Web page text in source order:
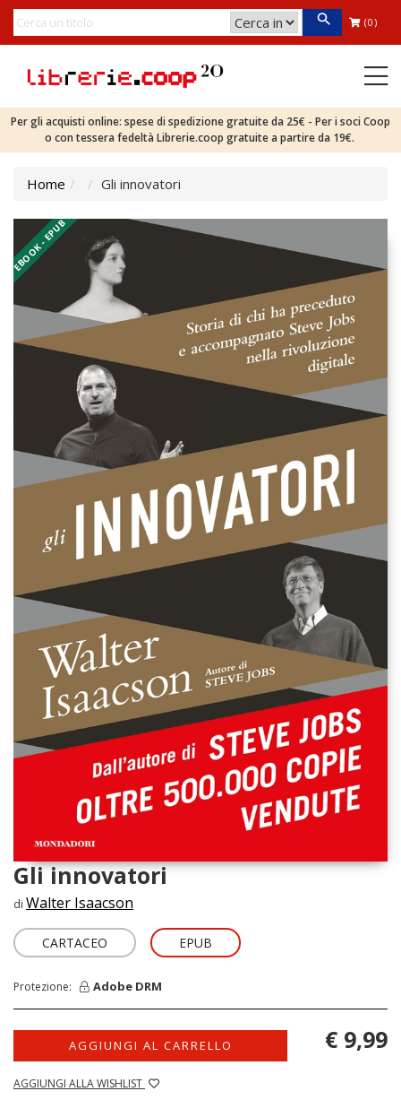
(0)
Per gli acquisti online: spese di spedizione gratuite da 25€ - Per i soci Coop
o con tessera fedeltà Librerie.coop gratuite a partire da 19€.
Home Gli innovatori
EBOOK - EPUB
Gli innovatori
di Walter Isaacson
CARTACEO EPUB
Protezione: Adobe DRM
AGGIUNGI AL CARRELLO
AGGIUNGI ALLA WISHLIST
€ 9,99